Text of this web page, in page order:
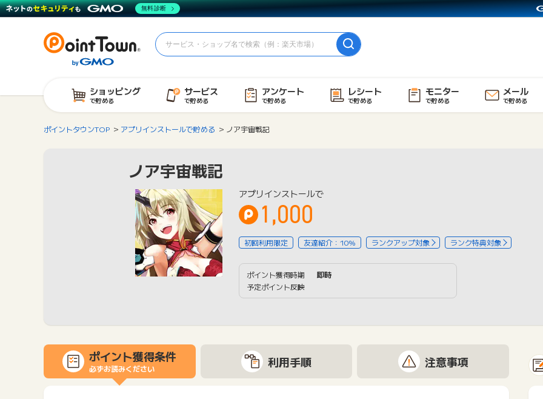
ショッピング
で貯める
サービス
で貯める
アンケート
で貯める
レシート
で貯める
モニター
で貯める
メール
で貯める
ポイントタウンTOP アプリインストールで貯める ノア宇宙戦記
ノア宇宙戦記
アプリインストールで
1,000
初回利用限定 友達紹介：10% ランクアップ対象 ランク特典対象
ポイント獲得時期
即時
予定ポイント反映
ポイント獲得条件
必ずお読みください 利用手順 注意事項
無料診断